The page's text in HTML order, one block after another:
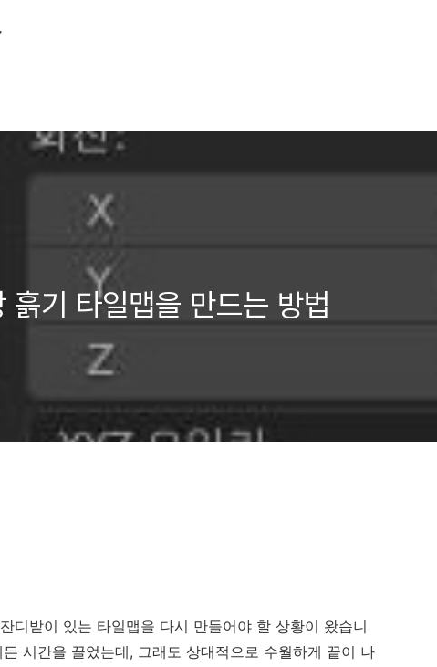
흙기 타일맵을 만드는 방법
디밭이 있는 타일맵을 다시 만들어야 할 상황이 왔습니
시간을 끌었는데, 그래도 상대적으로 수월하게 끝이 나